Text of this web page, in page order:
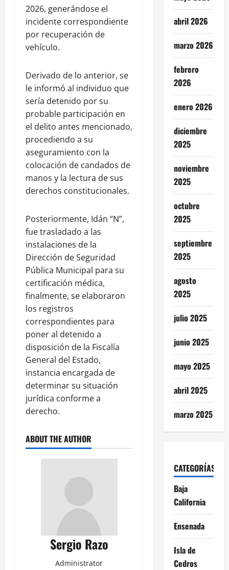
2026, generándose el
incidente correspondiente
por recuperación de
vehículo.
Derivado de lo anterior, se
le informó al individuo que
sería detenido por su
probable participación en
el delito antes mencionado,
procediendo a su
aseguramiento con la
colocación de candados de
manos y la lectura de sus
derechos constitucionales.
Posteriormente, Idán “N”,
fue trasladado a las
instalaciones de la
Dirección de Seguridad
Pública Municipal para su
certificación médica,
finalmente, se elaboraron
los registros
correspondientes para
poner al detenido a
disposición de la Fiscalía
General del Estado,
instancia encargada de
determinar su situación
jurídica conforme a
derecho.
ABOUT THE AUTHOR
Sergio Razo
Administrator
abril 2026
marzo 2026
febrero
2026
enero 2026
diciembre
2025
noviembre
2025
octubre
2025
septiembre
2025
agosto
2025
julio 2025
junio 2025
mayo 2025
abril 2025
marzo 2025
CATEGORÍAS
Baja
California
Ensenada
Isla de
Cedros